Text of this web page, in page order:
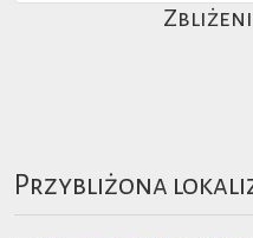
Przybliżona